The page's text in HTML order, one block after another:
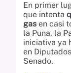
En primer
que intenta
gas en casi
la Puna, la
iniciativa ya
en
Senado.